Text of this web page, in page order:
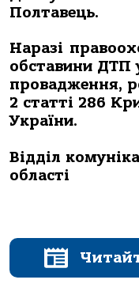
Полтавець.
Наразі
обставини ДТП
провадження,
2 статті 286
України.
Відділ
області